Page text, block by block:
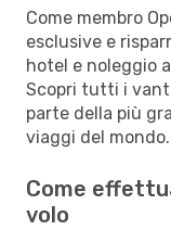
Come membro
esclusive e
hotel e noleggio
Scopri tutti i
parte della più
viaggi del mondo.
Come
volo